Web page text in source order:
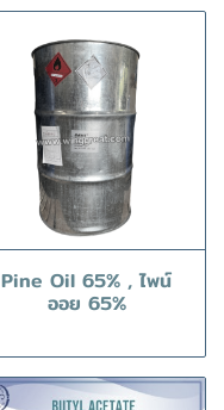
Pine Oil 65% , ไพน์
ออย 65%